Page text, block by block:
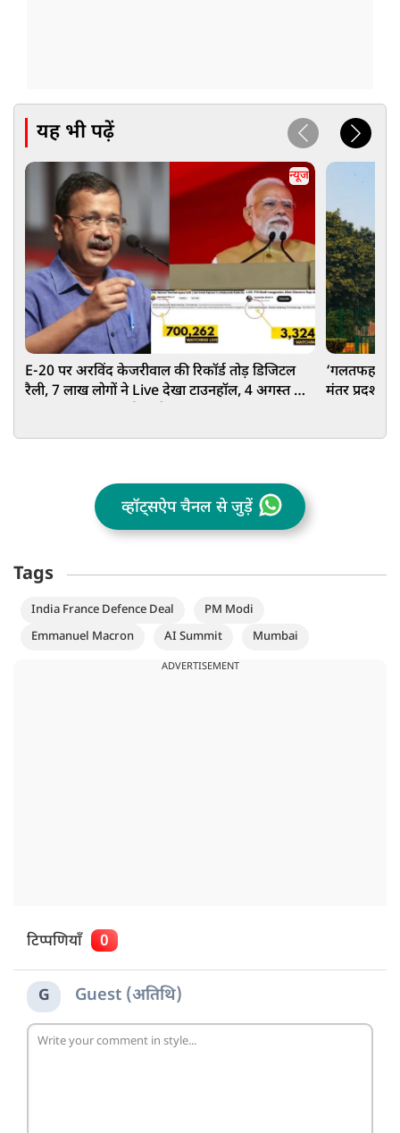
यह भी पढ़ें
न्यूज
E-20 पर अरविंद केजरीवाल की रिकॉर्ड तोड़ डिजिटल
रैली, 7 लाख लोगों ने Live देखा टाउनहॉल, 4 अगस्त को
‘गलतफहमी
मंतर प्रदर्शन
व्हॉट्सऐप चैनल से जुड़ें
Tags
India France Defence Deal
PM Modi
Emmanuel Macron
AI Summit Mumbai
ADVERTISEMENT
टिप्पणियाँ 0
G Guest (अतिथि)